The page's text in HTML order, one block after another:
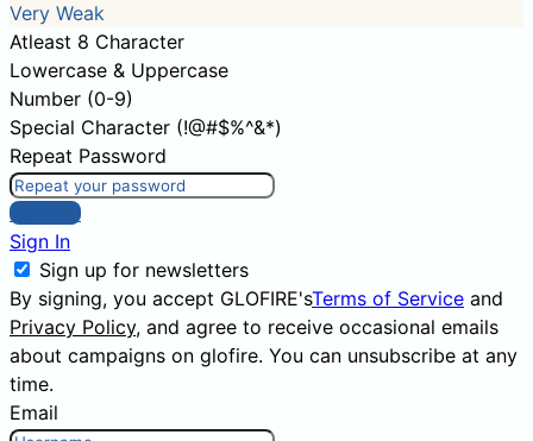
Very Weak
Atleast 8 Character
Lowercase & Uppercase
Number (0-9)
Special Character (!@#$%^&*)
Repeat Password
Sign Up
Sign In
Sign up for newsletters
By signing, you accept GLOFIRE'sTerms of Service and
Privacy Policy, and agree to receive occasional emails
about campaigns on glofire. You can unsubscribe at any
time.
Email